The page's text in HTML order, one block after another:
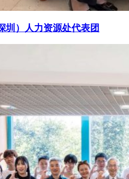
圳）人力资源处代表团